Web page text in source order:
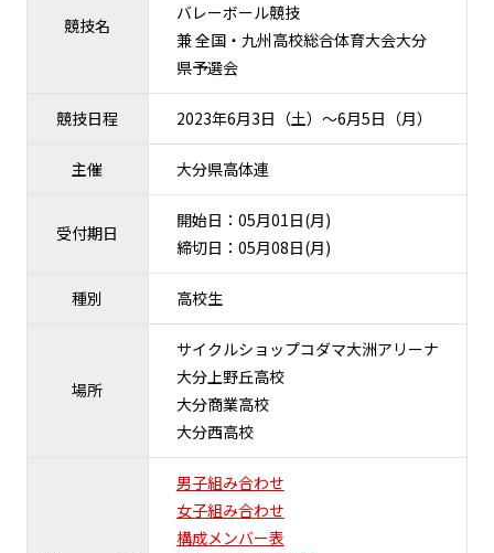
競技名
バレーボール競技
兼 全国・九州高校総合体育大会大分
県予選会
競技日程 2023年6月3日（土）〜6月5日（月）
主催 大分県高体連
受付期日
開始日：05月01日(月)
締切日：05月08日(月)
種別 高校生
場所
サイクルショップコダマ大洲アリーナ
大分上野丘高校
大分商業高校
大分西高校
男子組み合わせ
女子組み合わせ
構成メンバー表